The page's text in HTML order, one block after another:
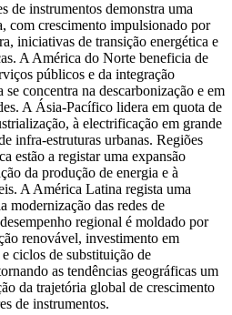
de instrumentos demonstra uma
com crescimento impulsionado por
iniciativas de transição energética e
A América do Norte beneficia de
públicos e da integração
concentra na descarbonização e em
A Ásia-Pacífico lidera em quota de
à electrificação em grande
infra-estruturas urbanas. Regiões
estão a registar uma expansão
da produção de energia e à
A América Latina regista uma
modernização das redes de
regional é moldado por
renovável, investimento em
ciclos de substituição de
as tendências geográficas um
da trajetória global de crescimento
de instrumentos.